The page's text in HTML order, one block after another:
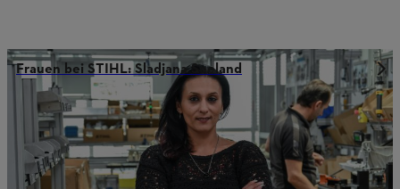
Frauen bei STIHL: Sladjana Seeland